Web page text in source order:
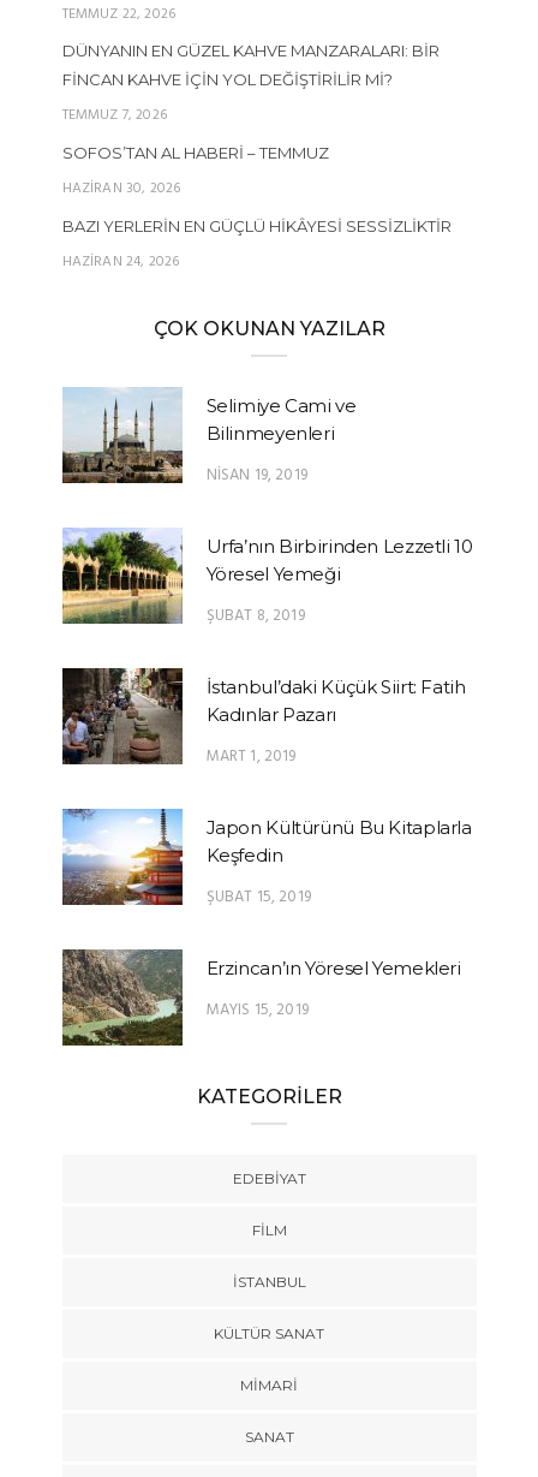
TEMMUZ 22, 2026
DÜNYANIN EN GÜZEL KAHVE MANZARALARI: BIR
FINCAN KAHVE İÇIN YOL DEĞIŞTIRILIR MI?
TEMMUZ 7, 2026
SOFOS’TAN AL HABERI – TEMMUZ
HAZIRAN 30, 2026
BAZI YERLERIN EN GÜÇLÜ HIKÂYESI SESSIZLIKTIR
HAZIRAN 24, 2026
ÇOK OKUNAN YAZILAR
Selimiye Cami ve
Bilinmeyenleri
NISAN 19, 2019
Urfa’nın Birbirinden Lezzetli 10
Yöresel Yemeği
ŞUBAT 8, 2019
İstanbul’daki Küçük Siirt: Fatih
Kadınlar Pazarı
MART 1, 2019
Japon Kültürünü Bu Kitaplarla
Keşfedin
ŞUBAT 15, 2019
Erzincan’ın Yöresel Yemekleri
MAYIS 15, 2019
KATEGORİLER
EDEBIYAT
FILM
İSTANBUL
KÜLTÜR SANAT
MIMARI
SANAT